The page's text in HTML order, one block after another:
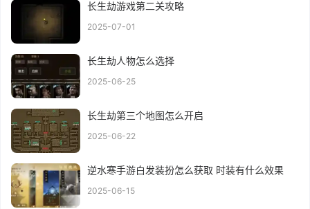
长生劫游戏第二关攻略
2025-07-01
长生劫人物怎么选择
2025-06-25
长生劫第三个地图怎么开启
2025-06-22
逆水寒手游白发装扮怎么获取 时装有什么效果
2025-06-15